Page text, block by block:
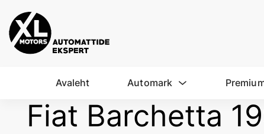
Avaleht Automark
Fiat Barchetta